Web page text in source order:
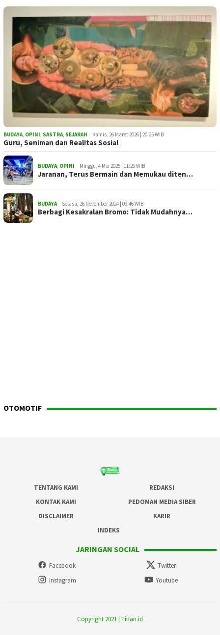
BUDAYA, OPINI, SASTRA, SEJARAH Kamis, 26 Maret 2026 | 20:25 WIB
Guru, Seniman dan Realitas Sosial
BUDAYA, OPINI Minggu, 4 Mei 2025 | 11:26 WIB
Jaranan, Terus Bermain dan Memukau diten…
BUDAYA Selasa, 26 November 2024 | 09:46 WIB
Berbagi Kesakralan Bromo: Tidak Mudahnya…
OTOMOTIF
TENTANG KAMI
REDAKSI
KONTAK KAMI
PEDOMAN MEDIA SIBER
DISCLAIMER
KARIR
INDEKS
JARINGAN SOCIAL
Facebook
Twitter
Instagram
Youtube
Copyright 2021 | Titian.id